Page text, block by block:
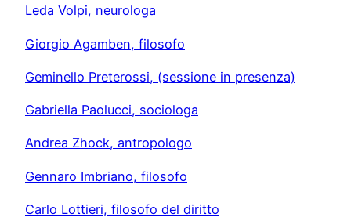
Leda Volpi, neurologa
Giorgio Agamben, filosofo
Geminello Preterossi, (sessione in presenza)
Gabriella Paolucci, sociologa
Andrea Zhock, antropologo
Gennaro Imbriano, filosofo
Carlo Lottieri, filosofo del diritto